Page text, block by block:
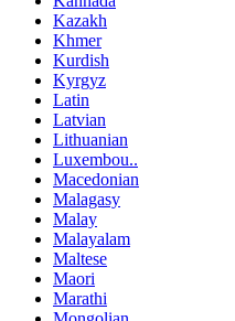
Kazakh
Khmer
Kurdish
Kyrgyz
Latin
Latvian
Lithuanian
Luxembou..
Macedonian
Malagasy
Malay
Malayalam
Maltese
Maori
Marathi